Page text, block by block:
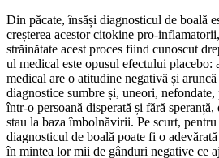
Din păcate, însăși diagnosticul de boală
creșterea acestor citokine pro-
străinătate acest proces fiind cunoscut
ul medical este opusul efectului placebo:
medical are o atitudine negativă și
diagnostice sumbre și, uneori, nefondate,
într-o persoană disperată și fără
stau la baza îmbolnăvirii. Pe scurt, pentru
diagnosticul de boală poate fi o
în mintea lor mii de gânduri negative ce